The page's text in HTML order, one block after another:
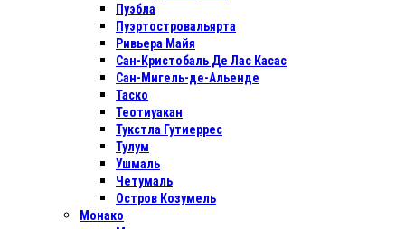
Пуэбла
Пуэртостровальярта
Ривьера Майя
Сан-Кристобаль Де Лас Касас
Сан-Мигель-де-Альенде
Таско
Теотиуакан
Тукстла Гутиеррес
Тулум
Ушмаль
Четумаль
Остров Козумель
Монако